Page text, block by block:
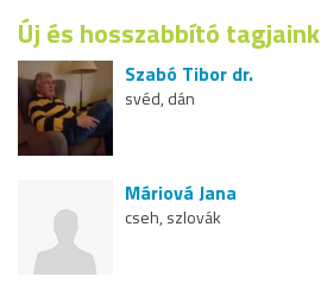
Új és hosszabbító tagjaink
Szabó Tibor dr.
svéd, dán
Máriová Jana
cseh, szlovák